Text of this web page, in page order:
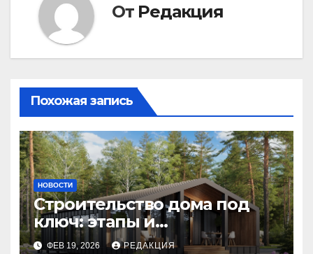
От Редакция
Похожая запись
НОВОСТИ
Строительство дома под
ключ: этапы и
планирование бюджета
ФЕВ 19, 2026 РЕДАКЦИЯ